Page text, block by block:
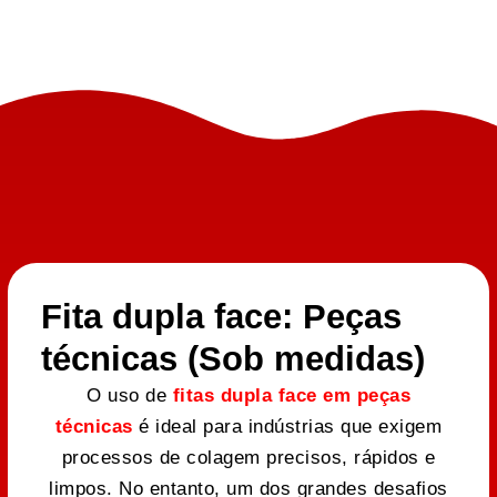
Fita dupla face: Peças
técnicas (Sob medidas)
O uso de fitas dupla face em peças
técnicas é ideal para indústrias que exigem
processos de colagem precisos, rápidos e
limpos. No entanto, um dos grandes desafios